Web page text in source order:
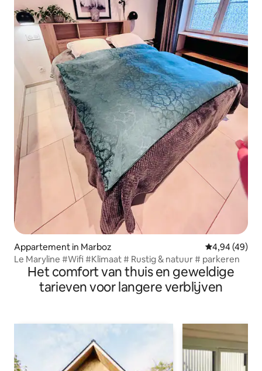
Appartement in Marboz Gemiddelde
4,94 (49)
Le Maryline #Wifi #Klimaat # Rustig & natuur # parkeren
Het comfort van thuis en geweldige
tarieven voor langere verblijven